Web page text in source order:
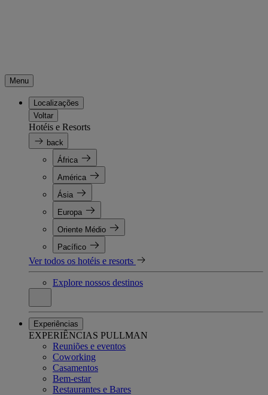
Menu
Localizações
Voltar
Hotéis e Resorts
back
África
América
Ásia
Europa
Oriente Médio
Pacífico
Ver todos os hotéis e resorts
Explore nossos destinos
Experiências
EXPERIÊNCIAS PULLMAN
Reuniões e eventos
Coworking
Casamentos
Bem-estar
Restaurantes e Bares